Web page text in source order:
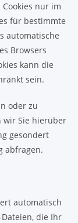
nur im
für bestimmte
automatische
Browsers
kann die
sein.
oder zu
wir Sie hierüber
gesondert
abfragen.
automatisch
die Ihr